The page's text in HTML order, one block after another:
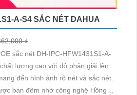
A-S4 SẮC NÉT DAHUA
₫
sắc nét DH-IPC-HFW1431S1-A-
lượng cao với độ phân giải lên
đến hình ảnh rõ nét và sắc nét.
ban đêm nhờ công nghệ Hồng